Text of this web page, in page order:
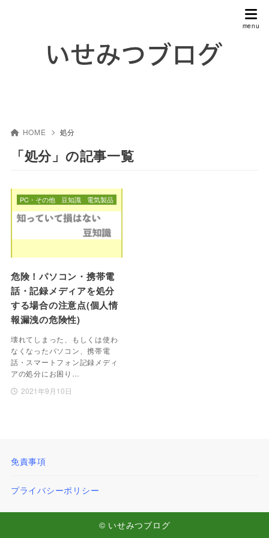
HOME 処分
「処分」の記事一覧
危険！パソコン・携帯電
話・記録メディアを処分
する場合の注意点(個人情
報漏洩の危険性)
壊れてしまった、もしくは使わ
なくなったパソコン、携帯電
話・スマートフォン記録メディ
アの処分にお困り…
2021年9月10日
PC・その他 豆知識 電気製品
免責事項
プライバシーポリシー
© いせみつブログ